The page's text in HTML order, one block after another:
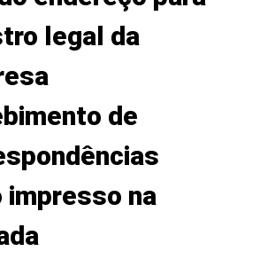
legal da
de
impresso na